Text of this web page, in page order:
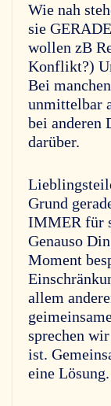
Wie nah
sie
wollen zB
Konflikt?)
Bei
unmittelbar
bei anderen
darüber.
Grund
IMMER für
Genauso
Moment
allem
sprechen
ist.
eine Lösung.